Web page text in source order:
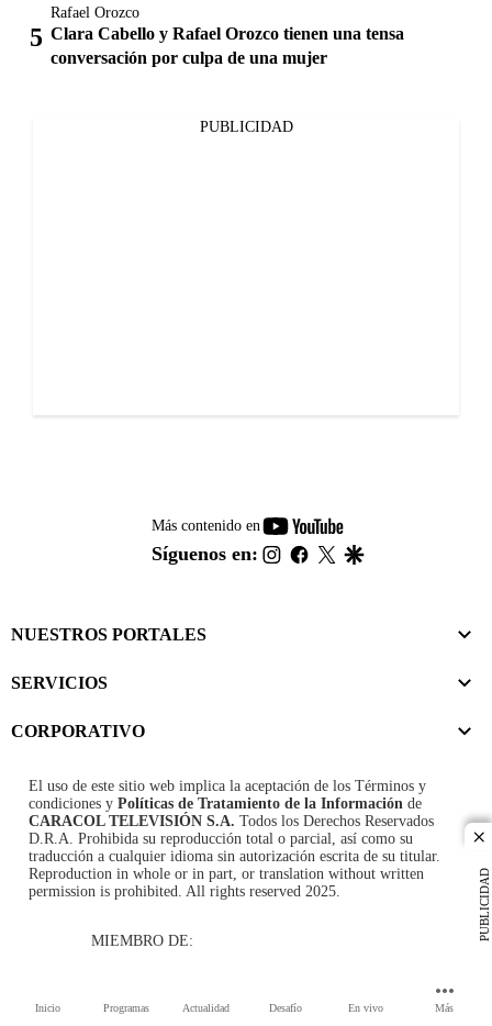
Inicio Programas Actualidad Desafío En vivo Más
PUBLICIDAD
Rafael Orozco
Clara Cabello y Rafael Orozco tienen una tensa
conversación por culpa de una mujer
PUBLICIDAD
Más contenido en
youtube-
footer
Síguenos en: instagram
facebook
twitter
NUESTROS PORTALES
SERVICIOS
CORPORATIVO
El uso de este sitio web implica la aceptación de los Términos y
condiciones y Políticas de Tratamiento de la Información de
CARACOL TELEVISIÓN S.A. Todos los Derechos Reservados
D.R.A. Prohibida su reproducción total o parcial, así como su
traducción a cualquier idioma sin autorización escrita de su titular.
Reproduction in whole or in part, or translation without written
permission is prohibited. All rights reserved 2025.
MIEMBRO DE: